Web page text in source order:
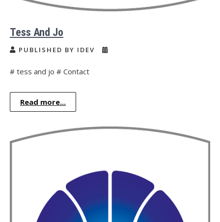
Tess And Jo
PUBLISHED BY IDEV
# tess and jo # Contact
Read more...